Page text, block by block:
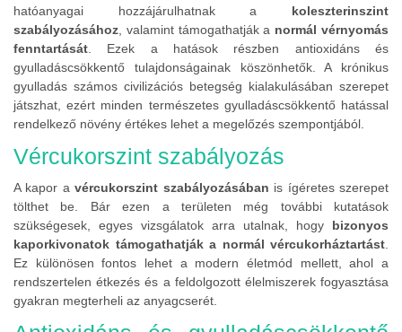
hatóanyagai hozzájárulhatnak a koleszterinszint
szabályozásához , valamint támogathatják a normál vérnyomás
fenntartását . Ezek a hatások részben antioxidáns és
gyulladáscsökkentő tulajdonságainak köszönhetők. A krónikus
gyulladás számos civilizációs betegség kialakulásában szerepet
játszhat, ezért minden természetes gyulladáscsökkentő hatással
rendelkező növény értékes lehet a megelőzés szempontjából.
Vércukorszint szabályozás
A kapor avércukorszint szabályozásában is ígéretes szerepet
tölthet be. Bár ezen a területen még további kutatások
szükségesek, egyes vizsgálatok arra utalnak, hogy bizonyos
kaporkivonatok támogathatják a normál vércukorháztartást.
Ez különösen fontos lehet a modern életmód mellett, ahol a
rendszertelen étkezés és a feldolgozott élelmiszerek fogyasztása
gyakran megterheli az anyagcserét.